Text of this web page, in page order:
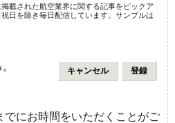
載された航空業界に関する記事をピックア
日を除き毎日配信しています。サンプルは
でにお時間をいただくことがご